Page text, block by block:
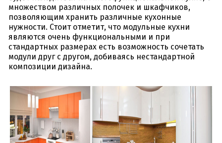
множеством различных полочек и шкафчиков,
позволяющим хранить различные кухонные
нужности. Стоит отметит, что модульные кухни
являются очень функциональными и при
стандартных размерах есть возможность сочетать
модули друг с другом, добиваясь нестандартной
композиции дизайна.